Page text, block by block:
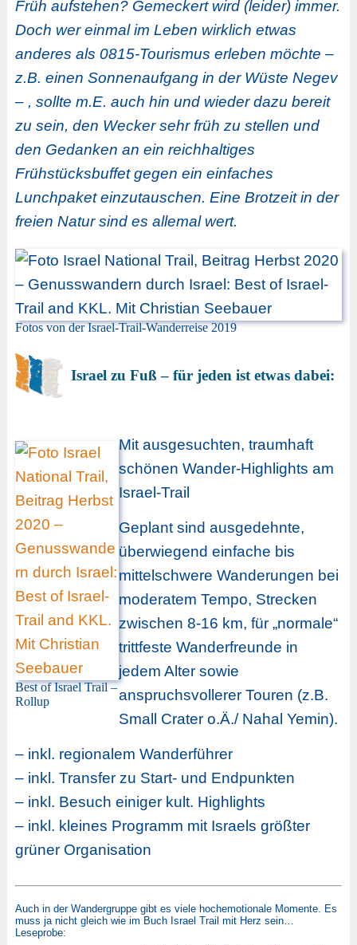
Früh aufstehen? Gemeckert wird (leider) immer.
Doch wer einmal im Leben wirklich etwas
anderes als 0815-Tourismus erleben möchte –
z.B. einen Sonnenaufgang in der Wüste Negev
– , sollte m.E. auch hin und wieder dazu bereit
zu sein, den Wecker sehr früh zu stellen und
den Gedanken an ein reichhaltiges
Frühstücksbuffet gegen ein einfaches
Lunchpaket einzutauschen. Eine Brotzeit in der
freien Natur sind es allemal wert.
Fotos von der Israel-Trail-Wanderreise 2019
Israel zu Fuß – für jeden ist etwas dabei:
Best of Israel Trail –
Rollup
Mit ausgesuchten, traumhaft
schönen Wander-Highlights am
Israel-Trail
Geplant sind ausgedehnte,
überwiegend einfache bis
mittelschwere Wanderungen bei
moderatem Tempo, Strecken
zwischen 8-16 km, für „normale“
trittfeste Wanderfreunde in
jedem Alter sowie
anspruchsvollerer Touren (z.B.
Small Crater o.Ä./ Nahal Yemin).
– inkl. regionalem Wanderführer
– inkl. Transfer zu Start- und Endpunkten
– inkl. Besuch einiger kult. Highlights
– inkl. kleines Programm mit Israels größter
grüner Organisation
Auch in der Wandergruppe gibt es viele hochemotionale Momente. Es
muss ja nicht gleich wie im Buch Israel Trail mit Herz sein…
Leseprobe: